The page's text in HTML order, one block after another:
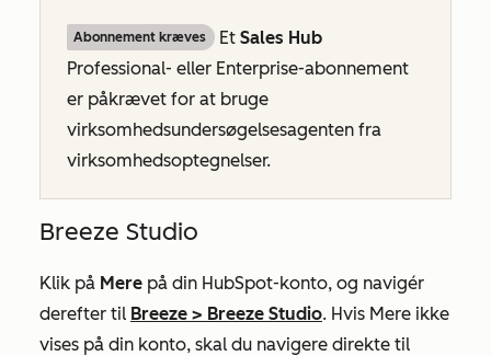
Abonnement kræves Et Sales Hub
Professional- eller Enterprise-abonnement
er påkrævet for at bruge
virksomhedsundersøgelsesagenten fra
virksomhedsoptegnelser.
Breeze Studio
Klik på Mere på din HubSpot-konto, og navigér
derefter til Breeze > Breeze Studio. Hvis Mere ikke
vises på din konto, skal du navigere direkte til